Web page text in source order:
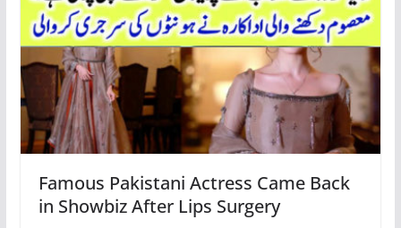
Famous Pakistani Actress Came Back
in Showbiz After Lips Surgery